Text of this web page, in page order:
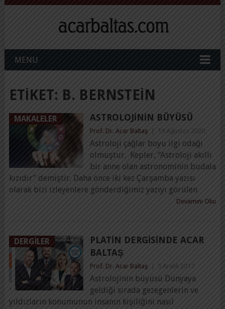
MENU
ETIKET: B. BERNSTEIN
MAKALELER ASTROLOJININ BÜYÜSÜ
Prof. Dr. Acar Baltaş 19 Ağustos 2020
Astroloji çağlar boyu ilgi odağı
olmuştur. Kepler, “Astroloji akıllı
bir anne olan astronominin budala
kızıdır” demiştir. Daha önce iki kez Çarşamba yazısı
olarak bizi izleyenlere gönderdiğimiz yazıyı görülen
Devamını Oku
DERGILER
PLATIN DERGISINDE ACAR
BALTAŞ
Prof. Dr. Acar Baltaş 5 Aralık 2017
Astrolojinin büyüsü Dünyaya
geldiği sırada gezegenlerin ve
yıldızların konumunun insanın kişiliğini nasıl